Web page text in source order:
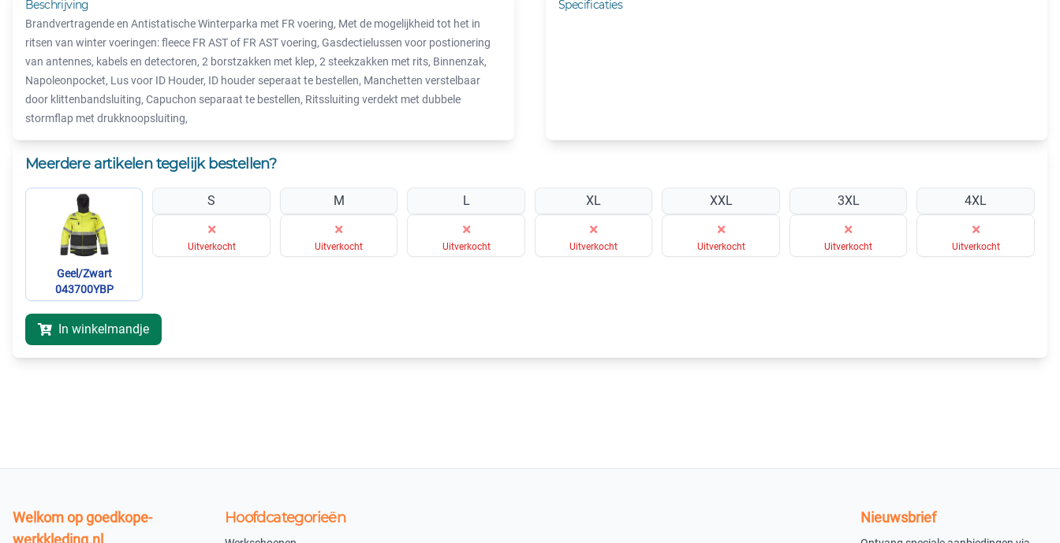
Beschrijving
Brandvertragende en Antistatische Winterparka met FR voering, Met de mogelijkheid tot het in
ritsen van winter voeringen: fleece FR AST of FR AST voering, Gasdectielussen voor postionering
van antennes, kabels en detectoren, 2 borstzakken met klep, 2 steekzakken met rits, Binnenzak,
Napoleonpocket, Lus voor ID Houder, ID houder seperaat te bestellen, Manchetten verstelbaar
door klittenbandsluiting, Capuchon separaat te bestellen, Ritssluiting verdekt met dubbele
stormflap met drukknoopsluiting,
Specificaties
Meerdere artikelen tegelijk bestellen?
Geel/Zwart
043700YBP
S
×
Uitverkocht
M
×
Uitverkocht
L
×
Uitverkocht
XL
×
Uitverkocht
XXL
×
Uitverkocht
3XL
×
Uitverkocht
4XL
×
Uitverkocht
In winkelmandje
Welkom op goedkope-
werkkleding.nl
Hoofdcategorieën Nieuwsbrief